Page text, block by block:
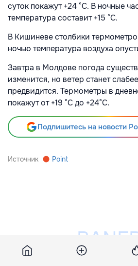
суток покажут +24 °С. В ночные
температура составит +15 °С.
В Кишиневе столбики
ночью температура воздуха
Завтра в Молдове погода
изменится, но ветер станет
предвидится. Термометры в
покажут от +19 °С до +24°С.
Подпишитесь на новости
Источник Point